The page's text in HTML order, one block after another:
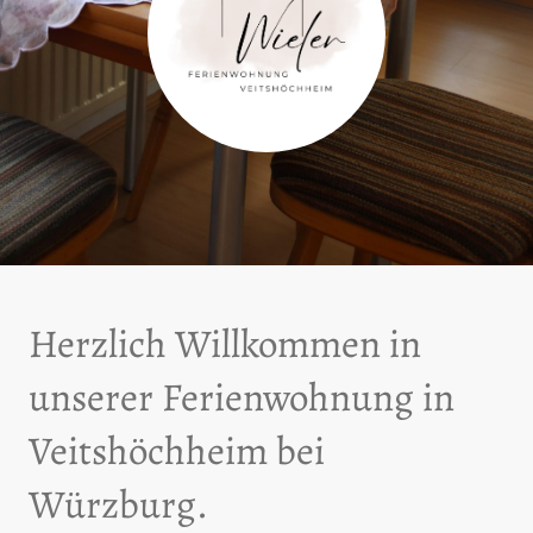
Herzlich Willkommen in
unserer Ferienwohnung in
Veitshöchheim bei
Würzburg.